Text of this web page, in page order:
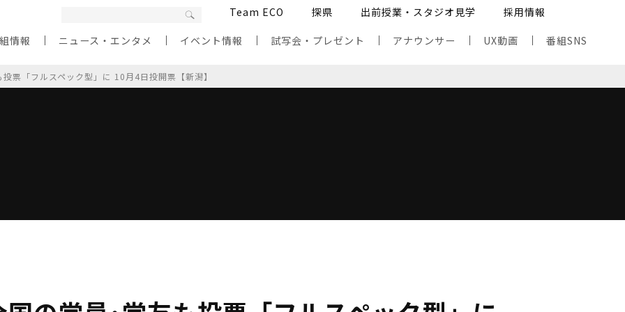
Team ECO 探県 出前授業・スタジオ見学 採用情報
情報 ニュース・エンタメ イベント情報 試写会・プレゼント アナウンサー UX動画 番組SNS
票「フルスペック型」に 10月4日投開票【新潟】